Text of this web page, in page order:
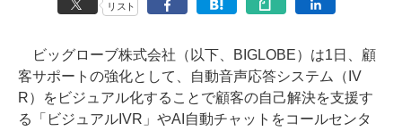
リスト
ビッグローブ株式会社（以下、BIGLOBE）は1日、顧
客サポートの強化として、自動音声応答システム（IV
R）をビジュアル化することで顧客の自己解決を支援す
る「ビジュアルIVR」やAI自動チャットをコールセンタ